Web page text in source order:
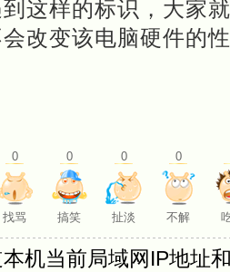
这样的标识，大家
改变该电脑硬件的
0 0 0 0
找骂 搞笑 扯淡 不解
机当前局域网IP地址